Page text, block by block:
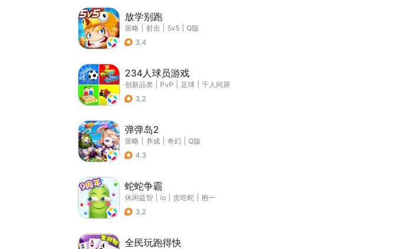
放学别跑
策略 射击 5v5
Q版
3.4
234人球员游戏
创新品类 PvP 足球
千人同屏
3.2
弹弹岛2
策略 养成 奇幻
Q版
4.3
蛇蛇争霸
休闲益智 io 贪吃蛇
抱一
3.2
全民玩跑得快